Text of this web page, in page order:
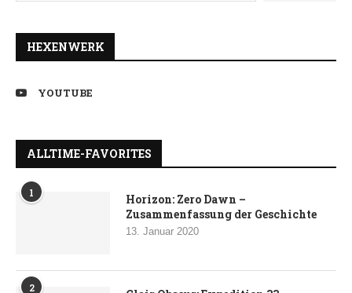
HEXENWERK
YOUTUBE
ALLTIME-FAVORITES
1
Horizon: Zero Dawn –
Zusammenfassung der Geschichte
13. Januar 2020
2